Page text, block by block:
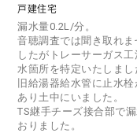
戸建住宅
漏水量0.2L/分。
音聴調査では聞き取れま
したがトレーサーガス工
水箇所を特定いたしまし
旧給湯器給水管に止水栓
あり土中にいました。
TS継手チーズ接合部で
おりました。